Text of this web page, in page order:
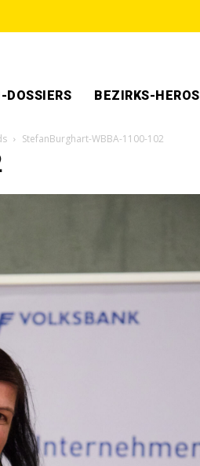
DOSSIERS BEZIRKS-HEROS
StefanBurghart-WBBA-1100-102